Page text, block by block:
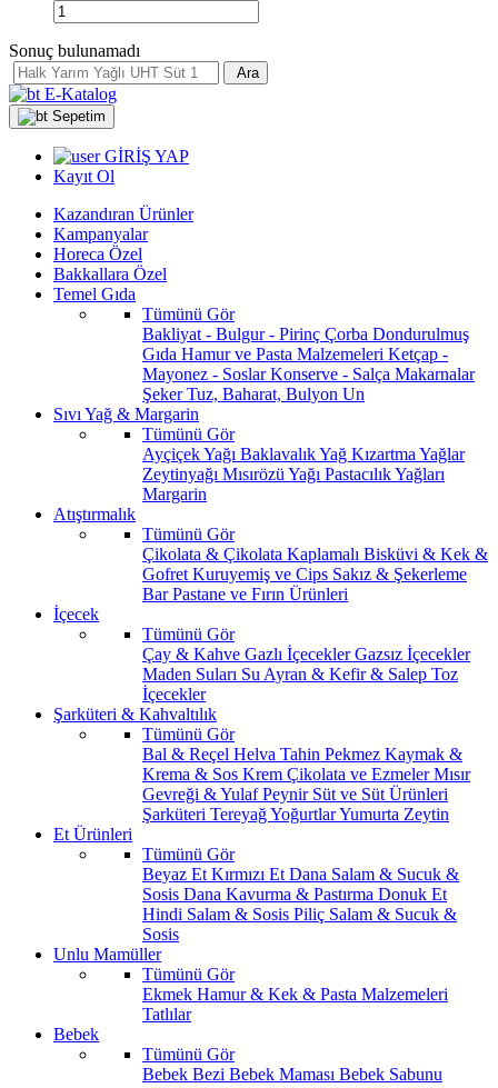
Sonuç bulunamadı
Ara
E-Katalog
Sepetim
GİRİŞ YAP
Kayıt Ol
Kazandıran Ürünler
Kampanyalar
Horeca Özel
Bakkallara Özel
Temel Gıda
Tümünü Gör
Bakliyat - Bulgur - Pirinç Çorba Dondurulmuş
Gıda Hamur ve Pasta Malzemeleri Ketçap -
Mayonez - SoslarKonserve - Salça Makarnalar
ŞekerTuz, Baharat, Bulyon Un
Sıvı Yağ & Margarin
Tümünü Gör
Ayçiçek Yağı Baklavalık Yağ Kızartma Yağlar
Zeytinyağı Mısırözü Yağı Pastacılık Yağları
Margarin
Atıştırmalık
Tümünü Gör
Çikolata & Çikolata Kaplamalı Bisküvi & Kek &
Gofret Kuruyemiş ve Cips Sakız & Şekerleme
BarPastane ve Fırın Ürünleri
İçecek
Tümünü Gör
Çay & Kahve Gazlı İçeceklerGazsız İçecekler
Maden Suları Su Ayran & Kefir & Salep Toz
İçecekler
Şarküteri & Kahvaltılık
Tümünü Gör
Bal & Reçel Helva Tahin Pekmez Kaymak &
Krema & Sos Krem Çikolata ve EzmelerMısır
Gevreği & YulafPeynir Süt ve Süt Ürünleri
Şarküteri TereyağYoğurtlarYumurta Zeytin
Et Ürünleri
Tümünü Gör
Beyaz Et Kırmızı Et Dana Salam & Sucuk &
Sosis Dana Kavurma & Pastırma Donuk Et
Hindi Salam & Sosis Piliç Salam & Sucuk &
Sosis
Unlu Mamüller
Tümünü Gör
Ekmek Hamur & Kek & Pasta Malzemeleri
Tatlılar
Bebek
Tümünü Gör
Bebek Bezi Bebek Maması Bebek Sabunu